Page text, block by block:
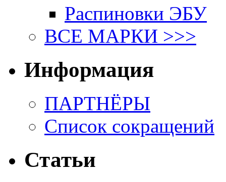
Распиновки ЭБУ
ВСЕ МАРКИ >>>
Информация
ПАРТНЁРЫ
Список сокращений
Статьи